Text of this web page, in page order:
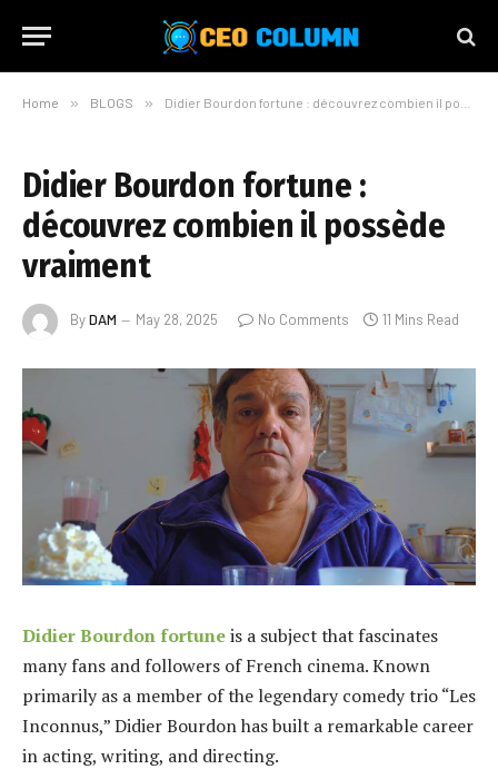
Home » BLOGS » Didier Bourdon fortune : découvrez combien il possède vraiment
Didier Bourdon fortune :
découvrez combien il possède
vraiment
ByDAM May 28, 2025 No Comments 11 Mins Read
Didier Bourdon fortuneis a subject that fascinates
many fans and followers of French cinema. Known
primarily as a member of the legendary comedy trio “Les
Inconnus,” Didier Bourdon has built a remarkable career
in acting, writing, and directing.